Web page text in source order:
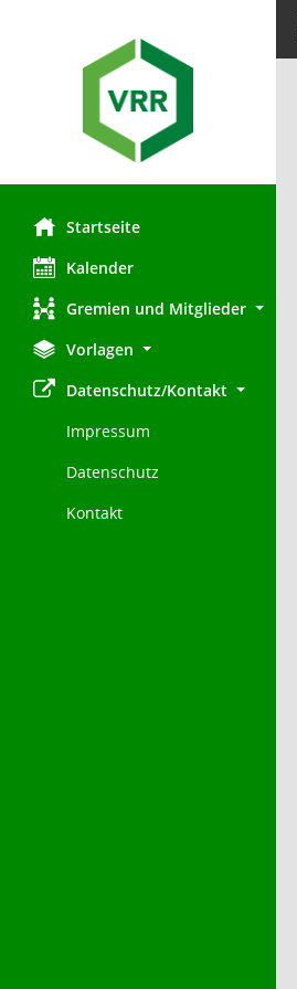
Startseite
Kalender
Gremien und Mitglieder
Vorlagen
Datenschutz/Kontakt
Impressum
Datenschutz
Kontakt